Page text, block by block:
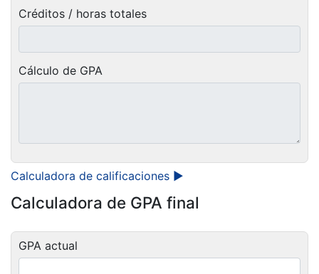
Créditos / horas totales
Cálculo de GPA
Calculadora de calificaciones ►
Calculadora de GPA final
GPA actual